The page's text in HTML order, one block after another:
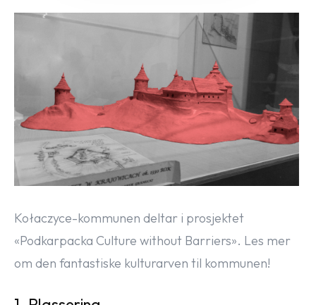
Kołaczyce-kommunen deltar i prosjektet
«Podkarpacka Culture without Barriers». Les mer
om den fantastiske kulturarven til kommunen!